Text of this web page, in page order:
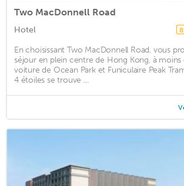
Two MacDonnell Road
Hotel
En choisissant Two MacDonnell Road, vous
séjour en plein centre de Hong Kong, à
voiture de Ocean Park et Funiculaire Peak
4 étoiles se trouve ...